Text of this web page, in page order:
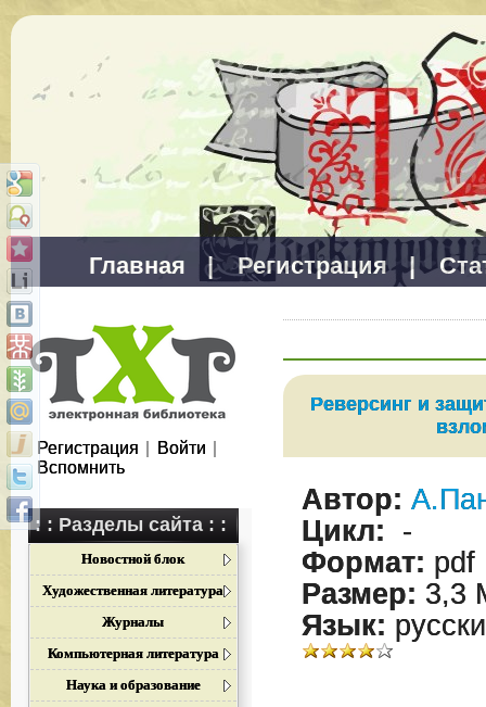
Главная | Регистрация |
Регистрация Войти
Вспомнить
: : Разделы сайта : :
Новостной блок
Художественная литература
Журналы
Компьютерная литература
Наука и образование
Реверсинг и
Автор:
Цикл: -
Формат: pdf
Размер: 3,3
Язык: